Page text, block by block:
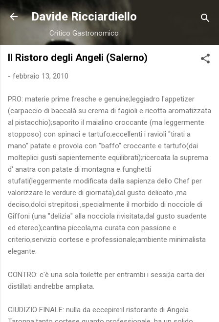
Passa ai contenuti principali
Davide Ricciardiello
Critico Gastronomico
Il Ristoro degli Angeli (Salerno)
- febbraio 13, 2010
PRO: materie prime fresche e genuine;leggiadro l'appetizer
(carpaccio di baccalà su crema di fagioli e ricotta aromatizzata
al pistacchio);saporito il maialino croccante (ma leggermente
stopposo) con spinaci e tartufo;eccellenti i ravioli "tirati a
mano" patate e provola con "baffo" croccante e tartufo(dai
molteplici gusti sapientemente equilibrati);ricercata la suprema
d' anatra con patate di montagna e funghetti
stufati(leggermente modificata dalla sapienza dello Chef per
valorizzare le verdure di giornata),dal gusto delicato ,ma
deciso;dolci strepitosi ,specialmente il morbido di nocciole di
Giffoni (una "delizia" alla nocciola rivisitata,dal gusto suadente
ed etereo);cantina piccola,ma curata con passione e
criterio;servizio cortese e professionale;ambiente minimalista
elegante.
CONTRO: c'è una sola toilette per entrambi i sessi;la carta dei
distillati andrebbe ampliata.
GIUDIZIO FINALE: nulla da eccepire:il ristorante di Angela